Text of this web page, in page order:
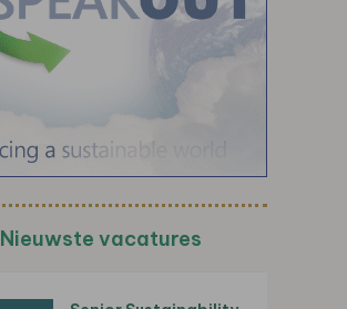
Nieuwste vacatures